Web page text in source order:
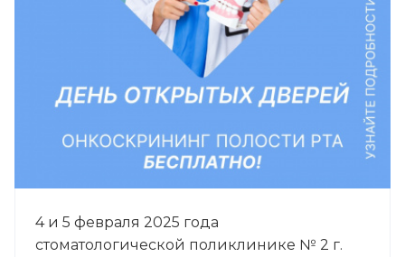
4 и 5 февраля 2025 года
стоматологической поликлинике № 2 г.